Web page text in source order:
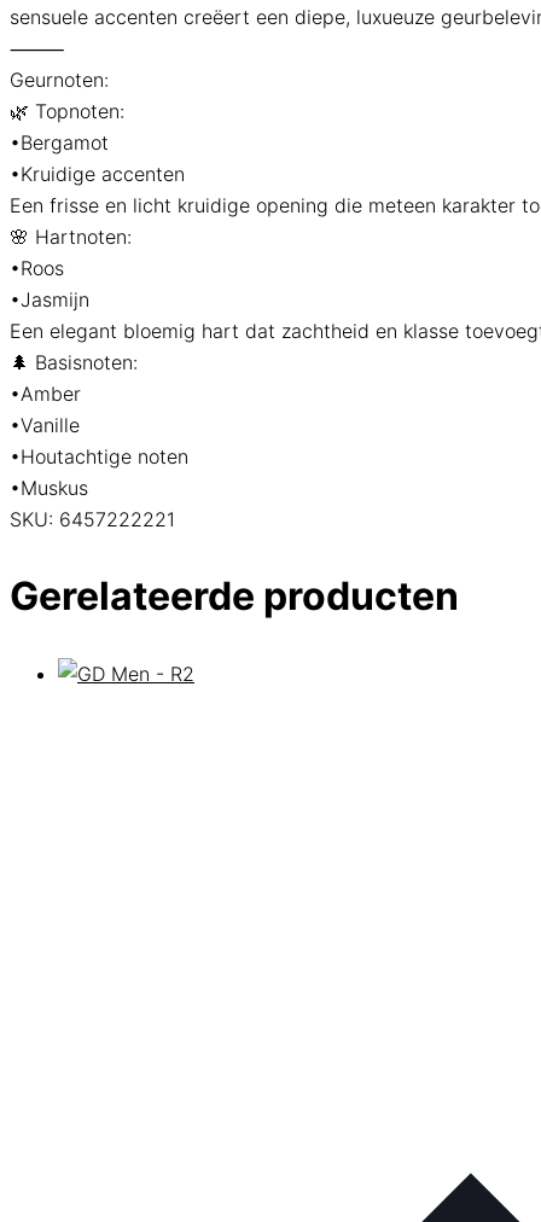
sensuele accenten creëert een diepe, luxueuze
⸻
Geurnoten:
🌿 Topnoten:
•Bergamot
•Kruidige accenten
Een frisse en licht kruidige opening die meteen karakter
🌸 Hartnoten:
•Roos
•Jasmijn
Een elegant bloemig hart dat zachtheid en klasse
🌲 Basisnoten:
•Amber
•Vanille
•Houtachtige noten
•Muskus
SKU: 6457222221
Gerelateerde producten